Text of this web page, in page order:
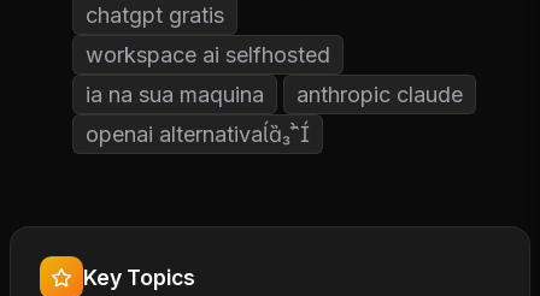
chatgpt gratis
workspace ai selfhosted
ia na sua maquina
anthropic claude
openai alternativa
Key Topics